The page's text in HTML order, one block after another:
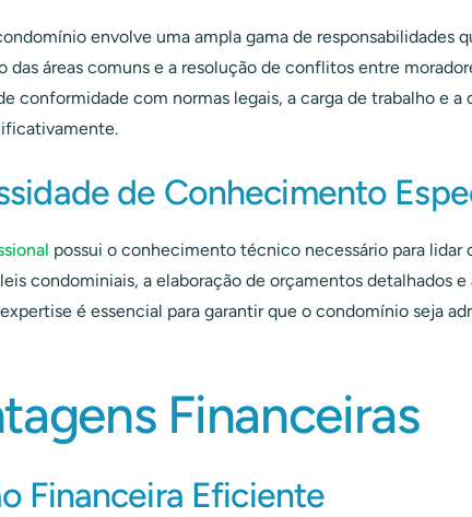
envolve uma ampla gama de responsabilidades
das áreas comuns e a resolução de conflitos entre
conformidade com normas legais, a carga de trabalho e
de Conhecimento
possui o conhecimento técnico necessário para lidar
condominiais, a elaboração de orçamentos detalhados
expertise é essencial para garantir que o condomínio seja
Financeiras
Financeira Eficiente